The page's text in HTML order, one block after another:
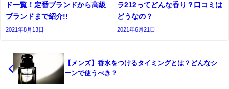
ド一覧！定番ブランドから高級
ブランドまで紹介!!
2021年8月13日
ラ212ってどんな香り？口コミは
どうなの？
2021年6月21日
【メンズ】香水をつけるタイミングとは？どんなシ
ーンで使うべき？